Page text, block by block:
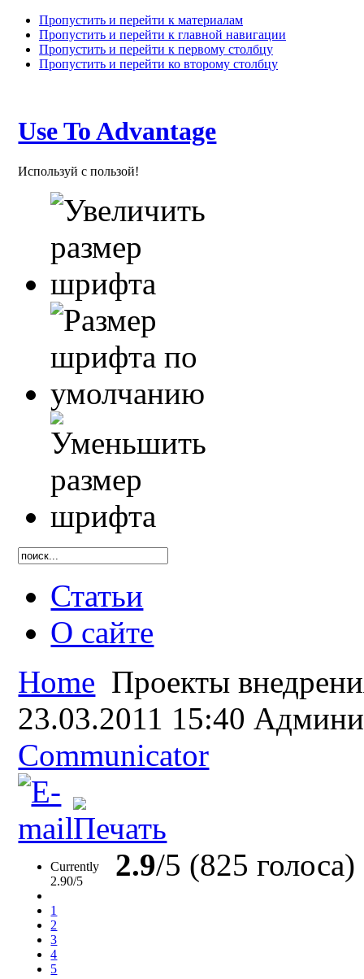
Пропустить и перейти к материалам
Пропустить и перейти к главной навигации
Пропустить и перейти к первому столбцу
Пропустить и перейти ко второму столбцу
Use To Advantage
Используй с пользой!
Статьи
О сайте
Home Проекты
23.03.2011 15:40
Communicator
Currently
2.90/5
1
2
3
4
5
2.9/5 (825 голоса)